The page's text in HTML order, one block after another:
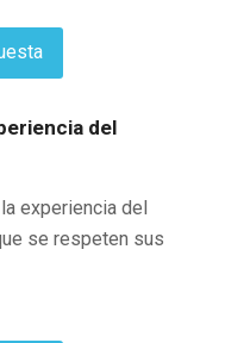
del
experiencia del
se respeten sus